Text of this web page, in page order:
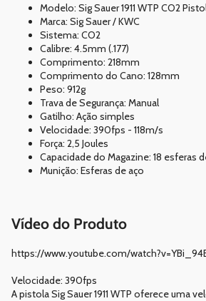
Modelo: Sig Sauer 1911 WTP CO2
Marca: Sig Sauer / KWC
Sistema: CO2
Calibre: 4.5mm (.177)
Comprimento: 218mm
Comprimento do Cano: 128mm
Peso: 912g
Trava de Segurança: Manual
Gatilho: Ação simples
Velocidade: 390fps - 118m/s
Força: 2,5 Joules
Capacidade do Magazine: 18 esferas
Munição: Esferas de aço
Vídeo do Produto
https://www.youtube.com/
Velocidade: 390fps
A pistola Sig Sauer 1911 WTP oferece uma